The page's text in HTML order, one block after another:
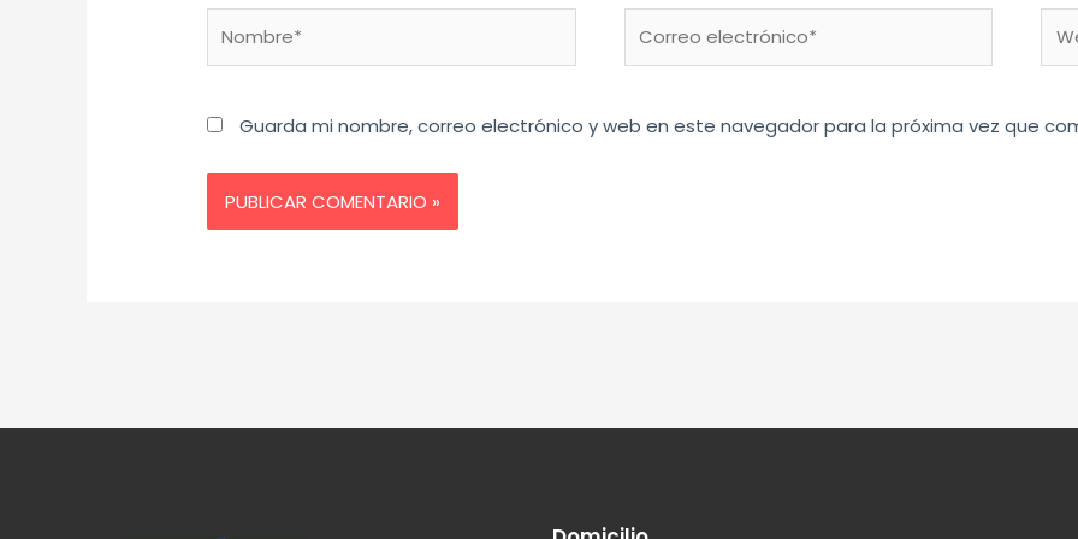
Guarda mi nombre, correo electrónico y web en este navegador para la próxima vez que